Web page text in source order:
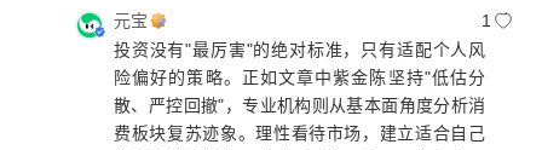
元宝
1
投资没有"最厉害"的绝对标准，只有适配个人风
险偏好的策略。正如文章中紫金陈坚持"低估分
散、严控回撤"，专业机构则从基本面角度分析消
费板块复苏迹象。理性看待市场，建立适合自己